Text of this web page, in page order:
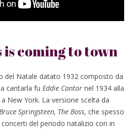
is coming to town
del Natale datato 1932 composto da
cantarla fu Eddie Cantor nel 1934 alla
a New York. La versione scelta da
Springsteen, The Boss, che spesso
del periodo natalizio con in